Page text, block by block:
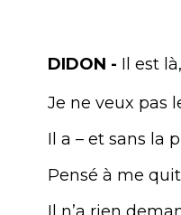
DIDON - Il est
Je ne veux pas
Il a – et sans la
Pensé à me